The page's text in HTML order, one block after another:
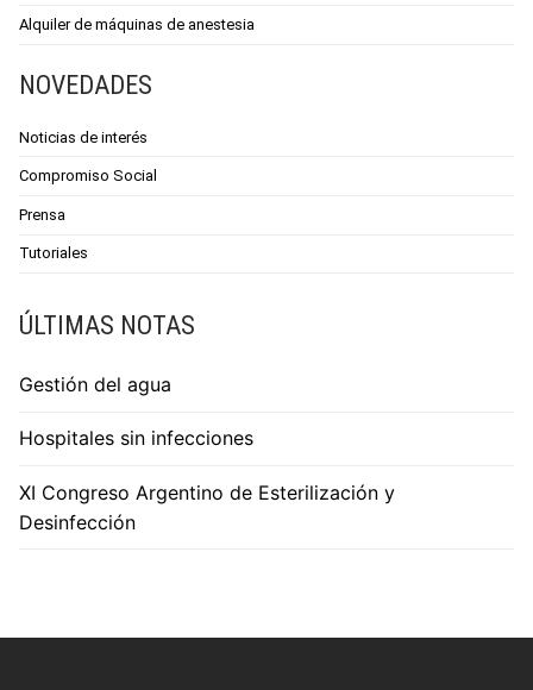
Alquiler de máquinas de anestesia
NOVEDADES
Noticias de interés
Compromiso Social
Prensa
Tutoriales
ÚLTIMAS NOTAS
Gestión del agua
Hospitales sin infecciones
XI Congreso Argentino de Esterilización y
Desinfección